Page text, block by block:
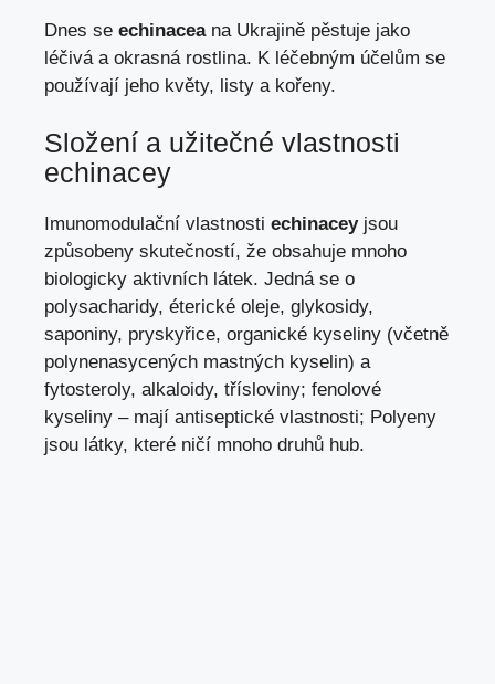
Dnes se echinaceana Ukrajině pěstuje jako
léčivá a okrasná rostlina. K léčebným účelům se
používají jeho květy, listy a kořeny.
Složení a užitečné vlastnosti
echinacey
Imunomodulační vlastnosti echinacey jsou
způsobeny skutečností, že obsahuje mnoho
biologicky aktivních látek. Jedná se o
polysacharidy, éterické oleje, glykosidy,
saponiny, pryskyřice, organické kyseliny (včetně
polynenasycených mastných kyselin) a
fytosteroly, alkaloidy, třísloviny; fenolové
kyseliny – mají antiseptické vlastnosti; Polyeny
jsou látky, které ničí mnoho druhů hub.